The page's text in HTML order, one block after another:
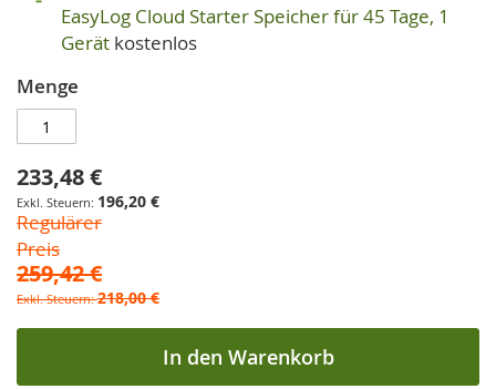
EasyLog Cloud Starter Speicher für 45 Tage, 1
Gerät kostenlos
Menge
Sonderpreis
233,48 €
196,20 €
Regulärer
Preis
259,42 €
218,00 €
In den Warenkorb